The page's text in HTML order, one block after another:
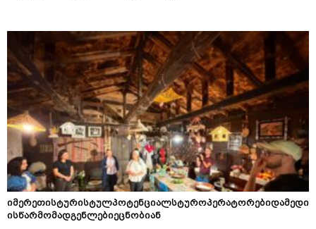
იმერეთისტურისტულპოტენციალსტუროპერატორებიდამედი
ისწარმომადგენლებიეცნობიან